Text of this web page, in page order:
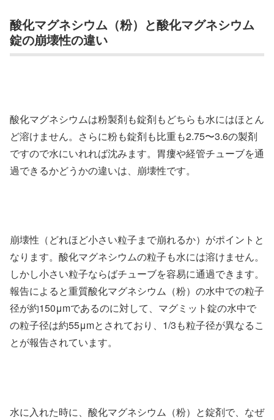
酸化マグネシウム（粉）と酸化マグネシウム
錠の崩壊性の違い
酸化マグネシウムは粉製剤も錠剤もどちらも水にはほとん
ど溶けません。さらに粉も錠剤も比重も2.75〜3.6の製剤
ですので水にいれれば沈みます。胃瘻や経管チューブを通
過できるかどうかの違いは、崩壊性です。
崩壊性（どれほど小さい粒子まで崩れるか）がポイントと
なります。酸化マグネシウムの粒子も水には溶けません。
しかし小さい粒子ならばチューブを容易に通過できます。
報告によると重質酸化マグネシウム（粉）の水中での粒子
径が約150μmであるのに対して、マグミット錠の水中で
の粒子径は約55μmとされており、1/3も粒子径が異なるこ
とが報告されています。
水に入れた時に、酸化マグネシウム（粉）と錠剤で、なぜ